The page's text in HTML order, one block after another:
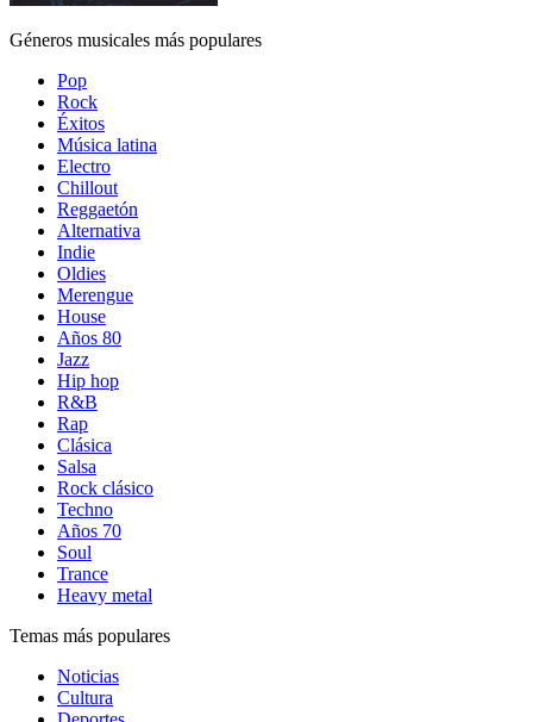
Géneros musicales más populares
Pop
Rock
Éxitos
Música latina
Electro
Chillout
Reggaetón
Alternativa
Indie
Oldies
Merengue
House
Años 80
Jazz
Hip hop
R&B
Rap
Clásica
Salsa
Rock clásico
Techno
Años 70
Soul
Trance
Heavy metal
Temas más populares
Noticias
Cultura